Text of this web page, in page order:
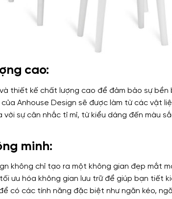
cao:
thiết kế chất lượng cao để đảm bảo sự
Anhouse Design sẽ được làm từ các vật
với sự cân nhắc tỉ mỉ, từ kiểu dáng đến màu
minh:
không chỉ tạo ra một không gian đẹp mắt
ưu hóa không gian lưu trữ để giúp bạn tiết
có các tính năng đặc biệt như ngăn kéo,